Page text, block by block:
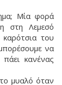
Μία φορά
στη Λεμεσό
του
να
κανένας
μυαλό όταν